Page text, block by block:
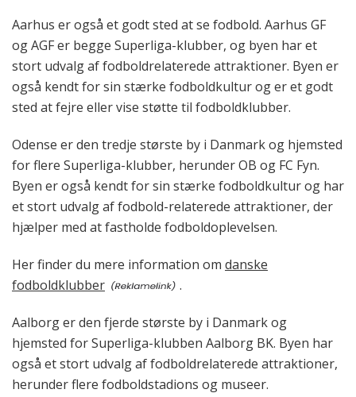
Aarhus er også et godt sted at se fodbold. Aarhus GF
og AGF er begge Superliga-klubber, og byen har et
stort udvalg af fodboldrelaterede attraktioner. Byen er
også kendt for sin stærke fodboldkultur og er et godt
sted at fejre eller vise støtte til fodboldklubber.
Odense er den tredje største by i Danmark og hjemsted
for flere Superliga-klubber, herunder OB og FC Fyn.
Byen er også kendt for sin stærke fodboldkultur og har
et stort udvalg af fodbold-relaterede attraktioner, der
hjælper med at fastholde fodboldoplevelsen.
Her finder du mere information om danske
fodboldklubber
.
Aalborg er den fjerde største by i Danmark og
hjemsted for Superliga-klubben Aalborg BK. Byen har
også et stort udvalg af fodboldrelaterede attraktioner,
herunder flere fodboldstadions og museer.